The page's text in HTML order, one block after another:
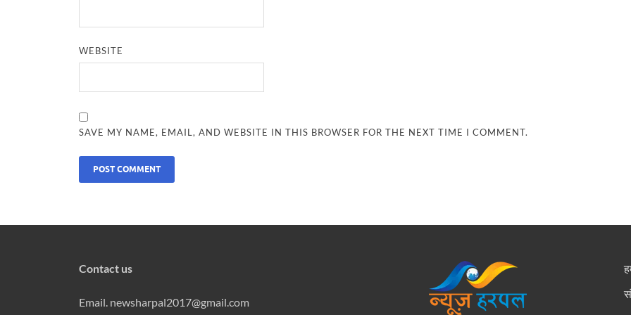
WEBSITE
SAVE MY NAME, EMAIL, AND WEBSITE IN THIS BROWSER FOR THE NEXT TIME I COMMENT.
Contact us
Email. newsharpal2017@gmail.com